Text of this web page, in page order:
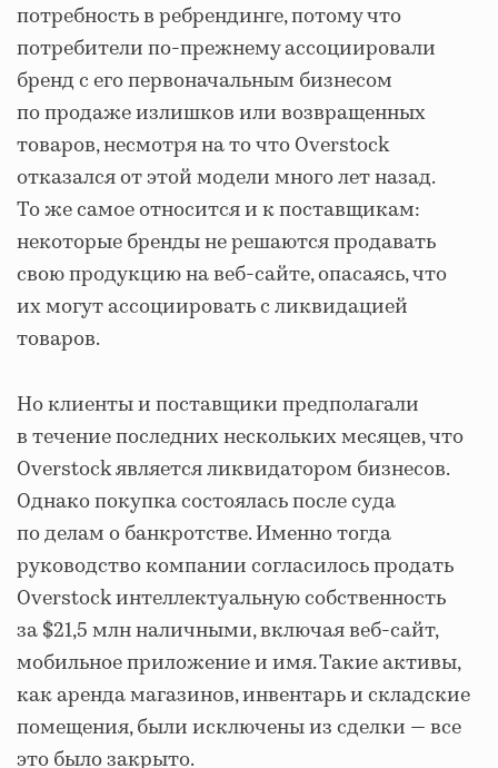
потребность в ребрендинге, потому что
потребители по-прежнему ассоциировали
бренд с его первоначальным бизнесом
по продаже излишков или возвращенных
товаров, несмотря на то что Overstock
отказался от этой модели много лет назад.
То же самое относится и к поставщикам:
некоторые бренды не решаются продавать
свою продукцию на веб-сайте, опасаясь, что
их могут ассоциировать с ликвидацией
товаров.
Но клиенты и поставщики предполагали
в течение последних нескольких месяцев, что
Overstock является ликвидатором бизнесов.
Однако покупка состоялась после суда
по делам о банкротстве. Именно тогда
руководство компании согласилось продать
Overstock интеллектуальную собственность
за $21,5 млн наличными, включая веб-сайт,
мобильное приложение и имя. Такие активы,
как аренда магазинов, инвентарь и складские
помещения, были исключены из сделки — все
это было закрыто.